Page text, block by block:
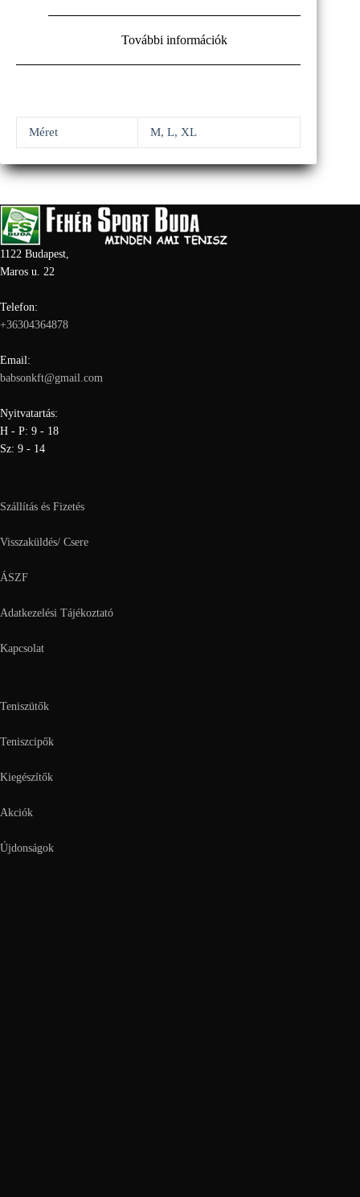
További információk
Méret M, L, XL
1122 Budapest,
Maros u. 22
Telefon:
+36304364878
Email:
babsonkft@gmail.com
Nyitvatartás:
H - P: 9 - 18
Sz: 9 - 14
Szállítás és Fizetés
Visszaküldés/ Csere
ÁSZF
Adatkezelési Tájékoztató
Kapcsolat
Teniszütők
Teniszcipők
Kiegészítők
Akciók
Újdonságok